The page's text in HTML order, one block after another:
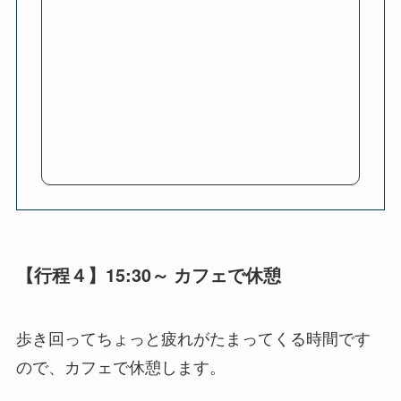
【行程４】15:30～ カフェで休憩
歩き回ってちょっと疲れがたまってくる時間です
ので、カフェで休憩します。